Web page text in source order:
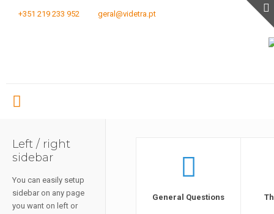
+351 219 233 952 geral@videtra.pt
General Questions
Left / right
sidebar
You can easily setup
sidebar on any page
you want on left or